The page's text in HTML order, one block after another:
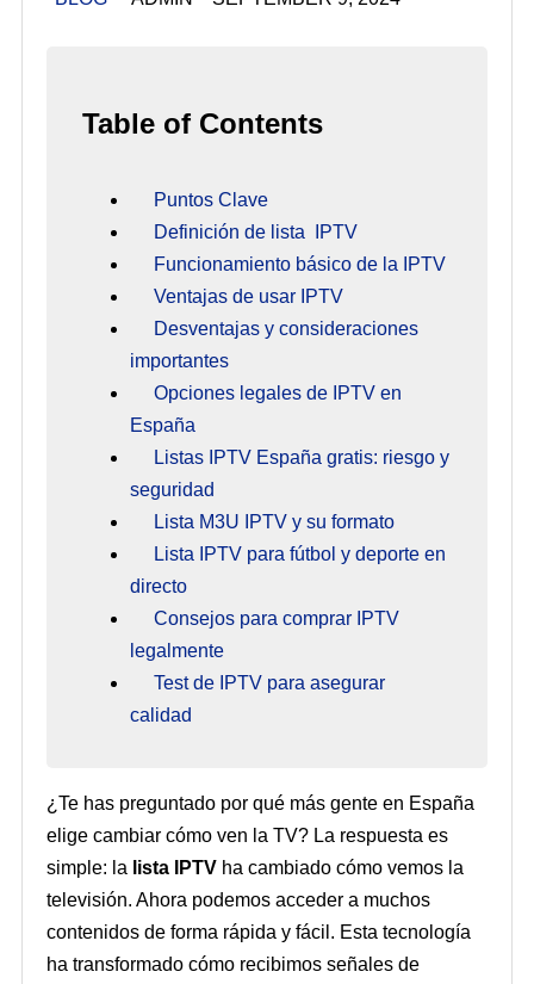
Table of Contents
Puntos Clave
Definición de lista IPTV
Funcionamiento básico de la IPTV
Ventajas de usar IPTV
Desventajas y consideraciones
importantes
Opciones legales de IPTV en
España
Listas IPTV España gratis: riesgo y
seguridad
Lista M3U IPTV y su formato
Lista IPTV para fútbol y deporte en
directo
Consejos para comprar IPTV
legalmente
Test de IPTV para asegurar
calidad
¿Te has preguntado por qué más gente en España
elige cambiar cómo ven la TV? La respuesta es
simple: la lista IPTV ha cambiado cómo vemos la
televisión. Ahora podemos acceder a muchos
contenidos de forma rápida y fácil. Esta tecnología
ha transformado cómo recibimos señales de